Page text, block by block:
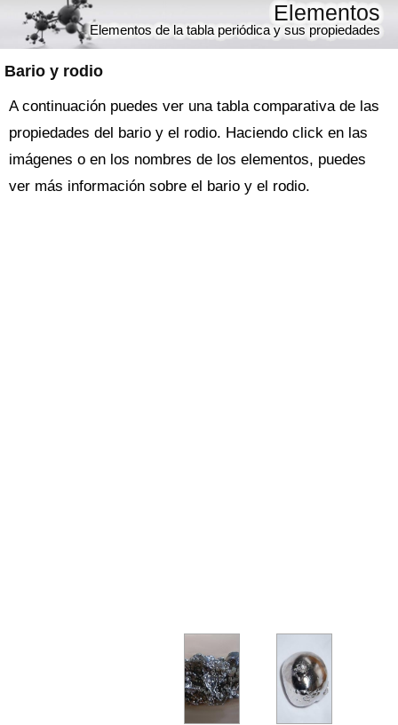
Bario y rodio
Elementos
Elementos de la tabla periódica y sus propiedades
A continuación puedes ver una tabla comparativa de las
propiedades del bario y el rodio. Haciendo click en las
imágenes o en los nombres de los elementos, puedes
ver más información sobre el bario y el rodio.